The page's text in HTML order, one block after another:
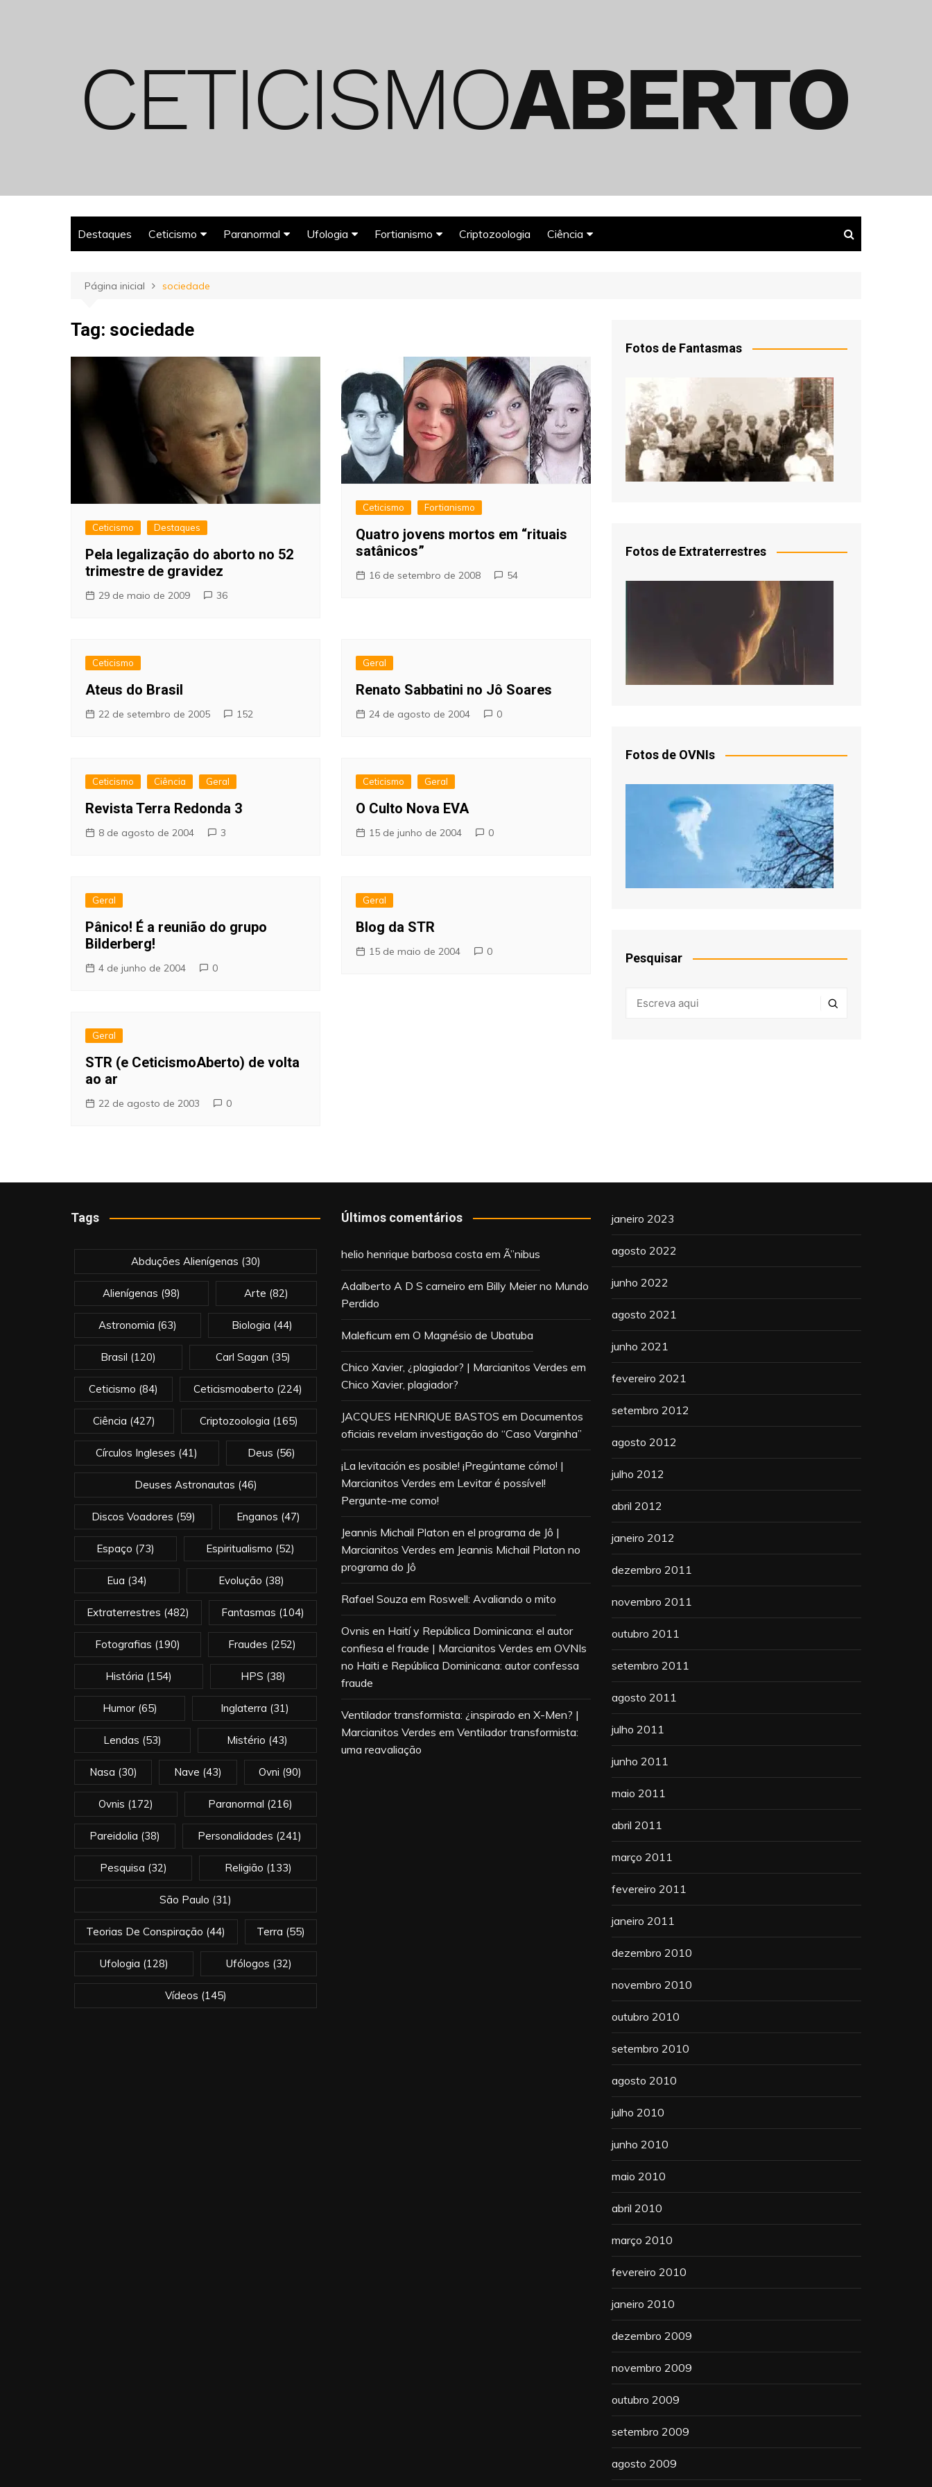
Destaques Ceticismo
Espiritualismo
Pareidolia
Religião
Teorias de Conspiração
Paranormal Ufologia Fortianismo Criptozoologia Ciência
Página inicial sociedade
Tag: sociedade
Ceticismo Destaques
Pela legalização do aborto no 52
trimestre de gravidez
29 de maio de 2009 36
Ceticismo Fortianismo
Quatro jovens mortos em “rituais
satânicos”
16 de setembro de 2008 54
Ceticismo
Ateus do Brasil
22 de setembro de 2005 152
Geral
Renato Sabbatini no Jô Soares
24 de agosto de 2004 0
Ceticismo Ciência Geral
Revista Terra Redonda 3
8 de agosto de 2004 3
Ceticismo Geral
O Culto Nova EVA
15 de junho de 2004 0
Geral
Pânico! É a reunião do grupo
Bilderberg!
4 de junho de 2004 0
Geral
Blog da STR
15 de maio de 2004 0
Geral
STR (e CeticismoAberto) de volta
ao ar
22 de agosto de 2003 0
Fotos de Fantasmas
Fotos de Extraterrestres
Fotos de OVNIs
Pesquisar
Tags
Abduções Alienígenas (30)
Alienígenas (98) Arte (82)
Astronomia (63) Biologia (44)
Brasil (120) Carl Sagan (35)
Ceticismo (84) Ceticismoaberto (224)
Ciência (427) Criptozoologia (165)
Círculos Ingleses (41) Deus (56)
Deuses Astronautas (46)
Discos Voadores (59) Enganos (47)
Espaço (73) Espiritualismo (52)
Eua (34) Evolução (38)
Extraterrestres (482) Fantasmas (104)
Fotografias (190) Fraudes (252)
História (154) HPS (38)
Humor(65) Inglaterra (31)
Lendas (53) Mistério (43)
Nasa (30) Nave (43) Ovni (90)
Ovnis (172) Paranormal (216)
Pareidolia (38) Personalidades (241)
Pesquisa (32) Religião (133)
São Paulo (31)
Teorias De Conspiração (44) Terra (55)
Ufologia (128) Ufólogos (32)
Vídeos (145)
Últimos comentários
helio henrique barbosa costa em Ã”nibus
Adalberto A D S carneiro em Billy Meier no Mundo
Perdido
Maleficum em O Magnésio de Ubatuba
Chico Xavier, ¿plagiador? | Marcianitos Verdes em
Chico Xavier, plagiador?
JACQUES HENRIQUE BASTOS em Documentos
oficiais revelam investigação do “Caso Varginha”
¡La levitación es posible! ¡Pregúntame cómo! |
Marcianitos Verdes em Levitar é possível!
Pergunte-me como!
Jeannis Michail Platon en el programa de Jô |
Marcianitos Verdes em Jeannis Michail Platon no
programa do Jô
Rafael Souza em Roswell: Avaliando o mito
Ovnis en Haití y República Dominicana: el autor
confiesa el fraude | Marcianitos Verdes em OVNIs
no Haiti e República Dominicana: autor confessa
fraude
Ventilador transformista: ¿inspirado en X-Men? |
Marcianitos Verdes em Ventilador transformista:
uma reavaliação
janeiro 2023
agosto 2022
junho 2022
agosto 2021
junho 2021
fevereiro 2021
setembro 2012
agosto 2012
julho 2012
abril 2012
janeiro 2012
dezembro 2011
novembro 2011
outubro 2011
setembro 2011
agosto 2011
julho 2011
junho 2011
maio 2011
abril 2011
março 2011
fevereiro 2011
janeiro 2011
dezembro 2010
novembro 2010
outubro 2010
setembro 2010
agosto 2010
julho 2010
junho 2010
maio 2010
abril 2010
março 2010
fevereiro 2010
janeiro 2010
dezembro 2009
novembro 2009
outubro 2009
setembro 2009
agosto 2009